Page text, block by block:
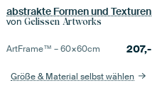
abstrakte Formen und Texturen
von Gelissen Artworks
ArtFrame™ –60×60cm 207,-
Größe & Material selbst wählen